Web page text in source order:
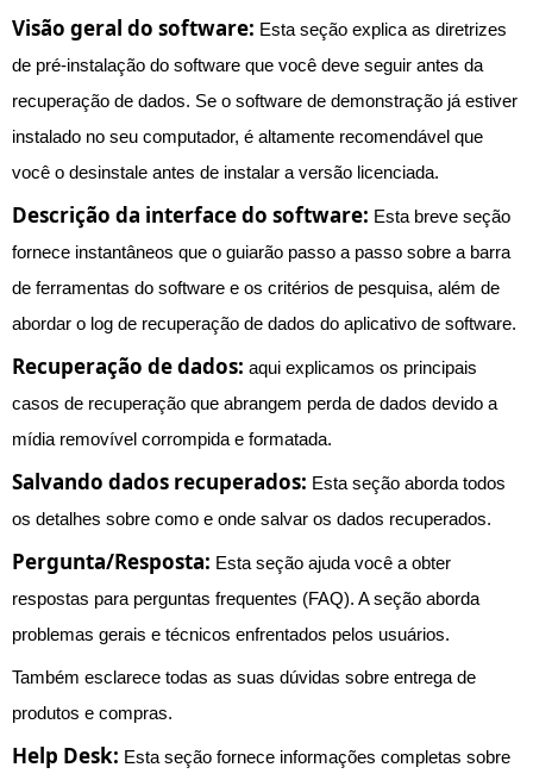
Visão geral do software: Esta seção explica as diretrizes
de pré-instalação do software que você deve seguir antes da
recuperação de dados. Se o software de demonstração já estiver
instalado no seu computador, é altamente recomendável que
você o desinstale antes de instalar a versão licenciada.
Descrição da interface do software: Esta breve seção
fornece instantâneos que o guiarão passo a passo sobre a barra
de ferramentas do software e os critérios de pesquisa, além de
abordar o log de recuperação de dados do aplicativo de software.
Recuperação de dados: aqui explicamos os principais
casos de recuperação que abrangem perda de dados devido a
mídia removível corrompida e formatada.
Salvando dados recuperados: Esta seção aborda todos
os detalhes sobre como e onde salvar os dados recuperados.
Pergunta/Resposta: Esta seção ajuda você a obter
respostas para perguntas frequentes (FAQ). A seção aborda
problemas gerais e técnicos enfrentados pelos usuários.
Também esclarece todas as suas dúvidas sobre entrega de
produtos e compras.
Help Desk: Esta seção fornece informações completas sobre